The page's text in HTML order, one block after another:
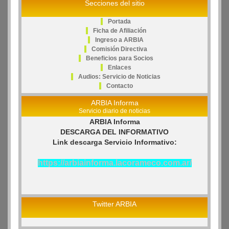
Secciones del sitio
Portada
Ficha de Afiliación
Ingreso a ARBIA
Comisión Directiva
Beneficios para Socios
Enlaces
Audios: Servicio de Noticias
Contacto
ARBIA Informa
Servicio diario de noticias
ARBIA Informa
DESCARGA DEL INFORMATIVO
Link descarga Servicio Informativo:
https://arbiainforma.lacorameco.com.ar/
Twitter ARBIA